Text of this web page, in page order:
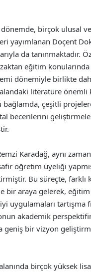
birçok ulusal
yayımlanan Doçent
da tanınmaktadır.
eğitim konularında
dönemiyle birlikte
literatüre önemli
bağlamda, çeşitli
becerilerini
Karadağ, aynı
öğretim üyeliği
Bu süreçte, farklı
bir araya gelerek, eğitim
uygulamaları tartışma
akademik
geniş bir vizyon
birçok yüksek